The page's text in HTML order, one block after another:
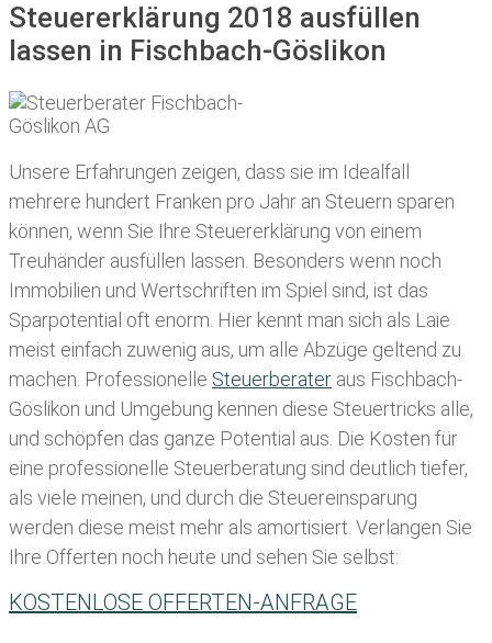
Steuererklärung 2018 ausfüllen
lassen in Fischbach-Göslikon
Unsere Erfahrungen zeigen, dass sie im Idealfall
mehrere hundert Franken pro Jahr an Steuern sparen
können, wenn Sie Ihre Steuererklärung von einem
Treuhänder ausfüllen lassen . Besonders wenn noch
Immobilien und Wertschriften im Spiel sind, ist das
Sparpotential oft enorm. Hier kennt man sich als Laie
meist einfach zuwenig aus, um alle Abzüge geltend zu
machen. Professionelle Steuerberater aus Fischbach-
Göslikon und Umgebung kennen diese Steuertricks alle,
und schöpfen das ganze Potential aus. Die Kosten für
eine professionelle Steuerberatung sind deutlich tiefer,
als viele meinen, und durch die Steuereinsparung
werden diese meist mehr als amortisiert. Verlangen Sie
Ihre Offerten noch heute und sehen Sie selbst:
KOSTENLOSE OFFERTEN-ANFRAGE